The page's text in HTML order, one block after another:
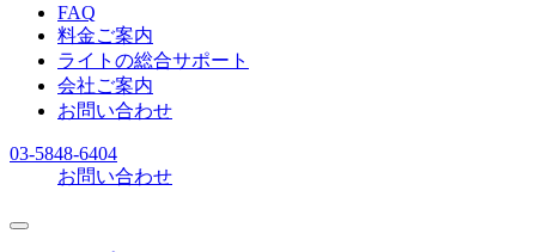
FAQ
料金ご案内
ライトの総合サポート
会社ご案内
お問い合わせ
03-5848-6404
お問い合わせ